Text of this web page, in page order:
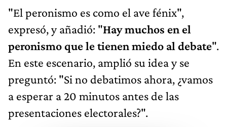
"El peronismo es como el ave fénix",
expresó, y añadió: "Hay muchos en el
peronismo que le tienen miedo al debate".
En este escenario, amplió su idea y se
preguntó: "Si no debatimos ahora, ¿vamos
a esperar a 20 minutos antes de las
presentaciones electorales?".